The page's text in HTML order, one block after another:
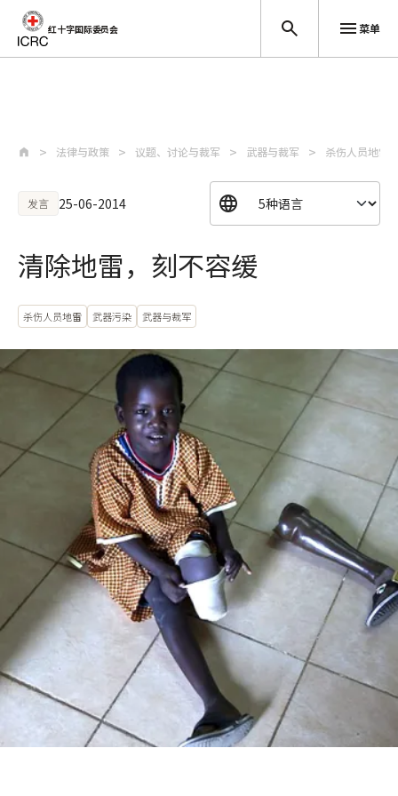
红十字国际委员会 菜单
法律与政策 议题、讨论与裁军 武器与裁军 杀伤人员地雷
发言 25-06-2014
清除地雷，刻不容缓
杀伤人员地雷 武器污染 武器与裁军